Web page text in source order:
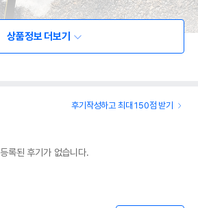
상품정보 더보기
후기작성하고 최대 150점 받기
등록된 후기가 없습니다.